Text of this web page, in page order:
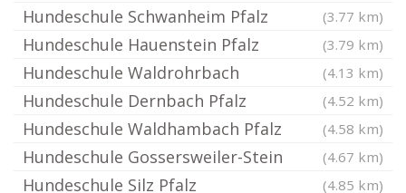
Hundeschule Schwanheim Pfalz (3.77 km)
Hundeschule Hauenstein Pfalz (3.79 km)
Hundeschule Waldrohrbach (4.13 km)
Hundeschule Dernbach Pfalz (4.52 km)
Hundeschule Waldhambach Pfalz (4.58 km)
Hundeschule Gossersweiler-Stein (4.67 km)
Hundeschule Silz Pfalz (4.85 km)